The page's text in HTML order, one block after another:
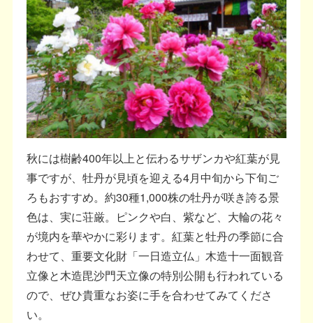
秋には樹齢400年以上と伝わるサザンカや紅葉が見
事ですが、牡丹が見頃を迎える4月中旬から下旬ご
ろもおすすめ。約30種1,000株の牡丹が咲き誇る景
色は、実に荘厳。ピンクや白、紫など、大輪の花々
が境内を華やかに彩ります。紅葉と牡丹の季節に合
わせて、重要文化財「一日造立仏」木造十一面観音
立像と木造毘沙門天立像の特別公開も行われている
ので、ぜひ貴重なお姿に手を合わせてみてくださ
い。